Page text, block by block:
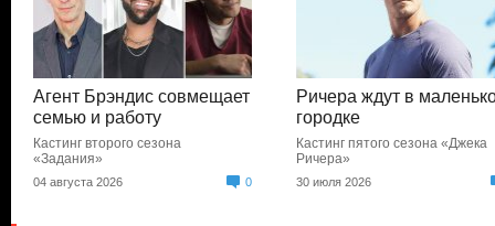
Агент Брэндис совмещает
семью и работу
Кастинг второго сезона
«Задания»
04 августа 2026 0
Ричера ждут в
городке
Кастинг пятого сезона «Джека
Ричера»
30 июля 2026